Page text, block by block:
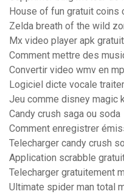
House of fun gratuit coins
Zelda breath of the wild
Mx video player apk
Comment mettre des
Convertir video wmv en
Logiciel dicte vocale
Jeu comme disney magic
Candy crush saga ou soda
Comment enregistrer
Telecharger candy crush
Application scrabble
Telecharger gratuitement
Ultimate spider man total